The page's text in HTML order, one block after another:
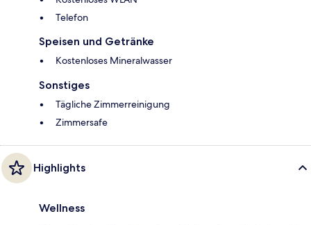
Telefon
Speisen und Getränke
Kostenloses Mineralwasser
Sonstiges
Tägliche Zimmerreinigung
Zimmersafe
Highlights
Wellness